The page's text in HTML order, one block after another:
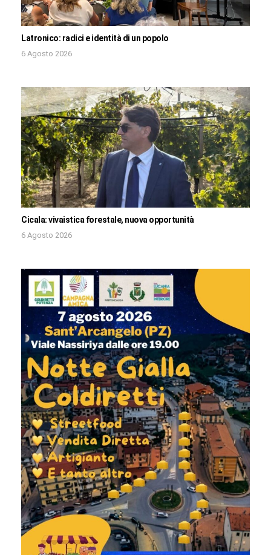
Latronico: radici e identità di un popolo
6 Agosto 2026
Cicala: vivaistica forestale, nuova opportunità
6 Agosto 2026